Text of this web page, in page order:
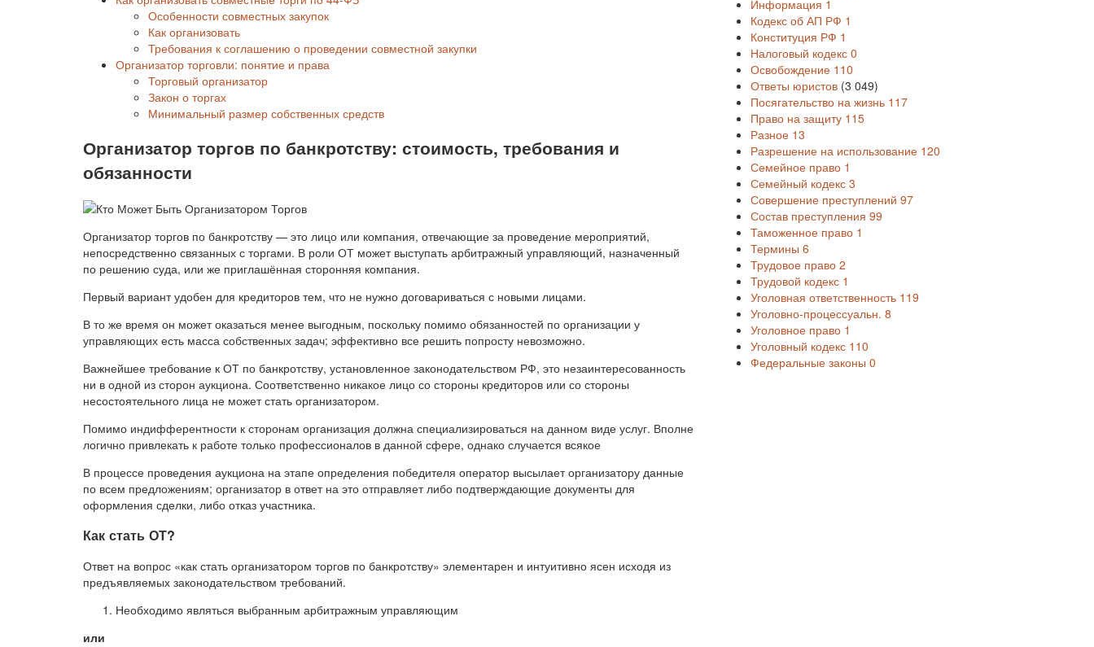
Особенности совместных закупок
Как организовать
Требования к соглашению о проведении совместной закупки
Организатор торговли: понятие и права
Торговый организатор
Закон о торгах
Минимальный размер собственных средств
Организатор торгов по банкротству: стоимость, требования и
обязанности
Организатор торгов по банкротству — это лицо или компания, отвечающие за проведение мероприятий,
непосредственно связанных с торгами. В роли ОТ может выступать арбитражный управляющий, назначенный
по решению суда, или же приглашённая сторонняя компания.
Первый вариант удобен для кредиторов тем, что не нужно договариваться с новыми лицами.
В то же время он может оказаться менее выгодным, поскольку помимо обязанностей по организации у
управляющих есть масса собственных задач; эффективно все решить попросту невозможно.
Важнейшее требование к ОТ по банкротству, установленное законодательством РФ, это незаинтересованность
ни в одной из сторон аукциона. Соответственно никакое лицо со стороны кредиторов или со стороны
несостоятельного лица не может стать организатором.
Помимо индифферентности к сторонам организация должна специализироваться на данном виде услуг. Вполне
логично привлекать к работе только профессионалов в данной сфере, однако случается всякое
В процессе проведения аукциона на этапе определения победителя оператор высылает организатору данные
по всем предложениям; организатор в ответ на это отправляет либо подтверждающие документы для
оформления сделки, либо отказ участника.
Как стать ОТ?
Ответ на вопрос «как стать организатором торгов по банкротству» элементарен и интуитивно ясен исходя из
предъявляемых законодательством требований.
Необходимо являться выбранным арбитражным управляющим
или
Информация 1
Кодекс об АП РФ 1
Конституция РФ 1
Налоговый кодекс 0
Освобождение 110
Ответы юристов (3 049)
Посягательство на жизнь 117
Право на защиту 115
Разное 13
Разрешение на использование 120
Семейное право 1
Семейный кодекс 3
Совершение преступлений 97
Состав преступления 99
Таможенное право 1
Термины 6
Трудовое право 2
Трудовой кодекс 1
Уголовная ответственность 119
Уголовно-процессуальн. 8
Уголовное право 1
Уголовный кодекс 110
Федеральные законы 0